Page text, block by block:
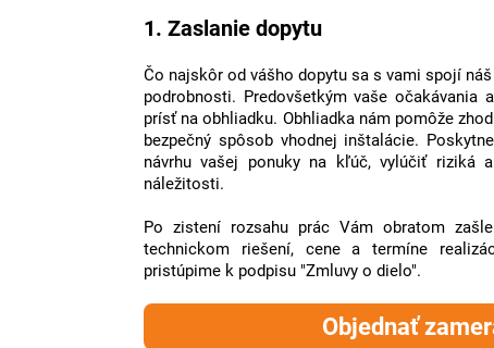
1. Zaslanie dopytu
Čo najskôr od vášho dopytu sa s vami spojí
podrobnosti. Predovšetkým vaše očakávania
prísť na obhliadku. Obhliadka nám pomôže
bezpečný spôsob vhodnej inštalácie.
návrhu vašej ponuky na kľúč, vylúčiť riziká
náležitosti.
Po zistení rozsahu prác Vám obratom
technickom riešení, cene a termíne
pristúpime k podpisu "Zmluvy o dielo".
Objednať